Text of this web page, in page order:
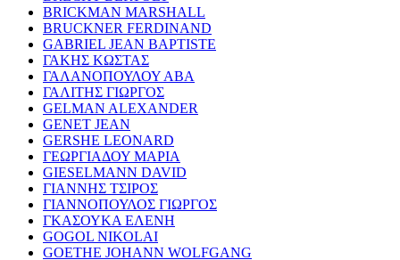
BRICKMAN MARSHALL
BRUCKNER FERDINAND
GABRIEL JEAN BAPTISTE
ΓΑΚΗΣ ΚΩΣΤΑΣ
ΓΑΛΑΝΟΠΟΥΛΟΥ ΑΒΑ
ΓΑΛΙΤΗΣ ΓΙΩΡΓΟΣ
GELMAN ALEXANDER
GENET JEAN
GERSHE LEONARD
ΓΕΩΡΓΙΑΔΟΥ ΜΑΡΙΑ
GIESELMANN DAVID
ΓΙΑΝΝΗΣ ΤΣΙΡΟΣ
ΓΙΑΝΝΟΠΟΥΛΟΣ ΓΙΩΡΓΟΣ
ΓΚΑΣΟΥΚΑ ΕΛΕΝΗ
GOGOL NIKOLAI
GOETHE JOHANN WOLFGANG